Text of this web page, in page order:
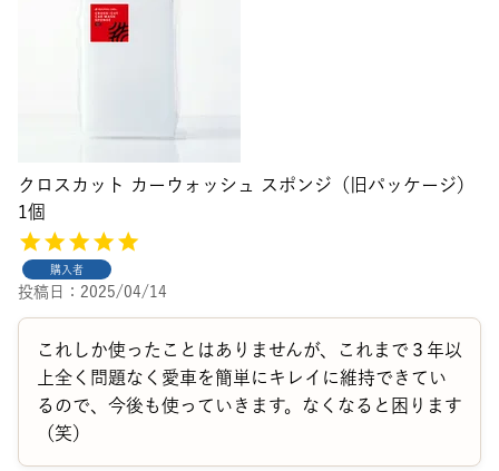
クロスカット カーウォッシュ スポンジ（旧パッケージ）
1個
購入者
投稿日 2025/04/14
これしか使ったことはありませんが、これまで３年以
上全く問題なく愛車を簡単にキレイに維持できてい
るので、今後も使っていきます。なくなると困ります
（笑）